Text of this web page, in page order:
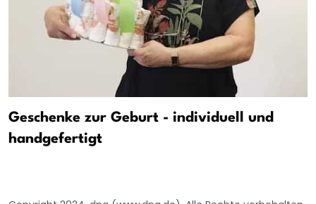
Geschenke zur Geburt - individuell und
handgefertigt